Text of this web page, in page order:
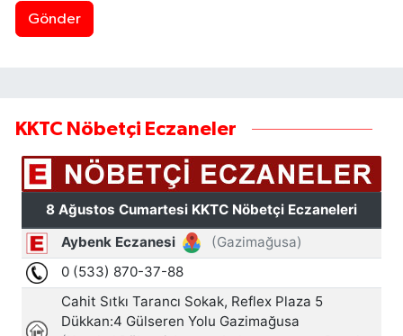
Gönder
KKTC Nöbetçi Eczaneler